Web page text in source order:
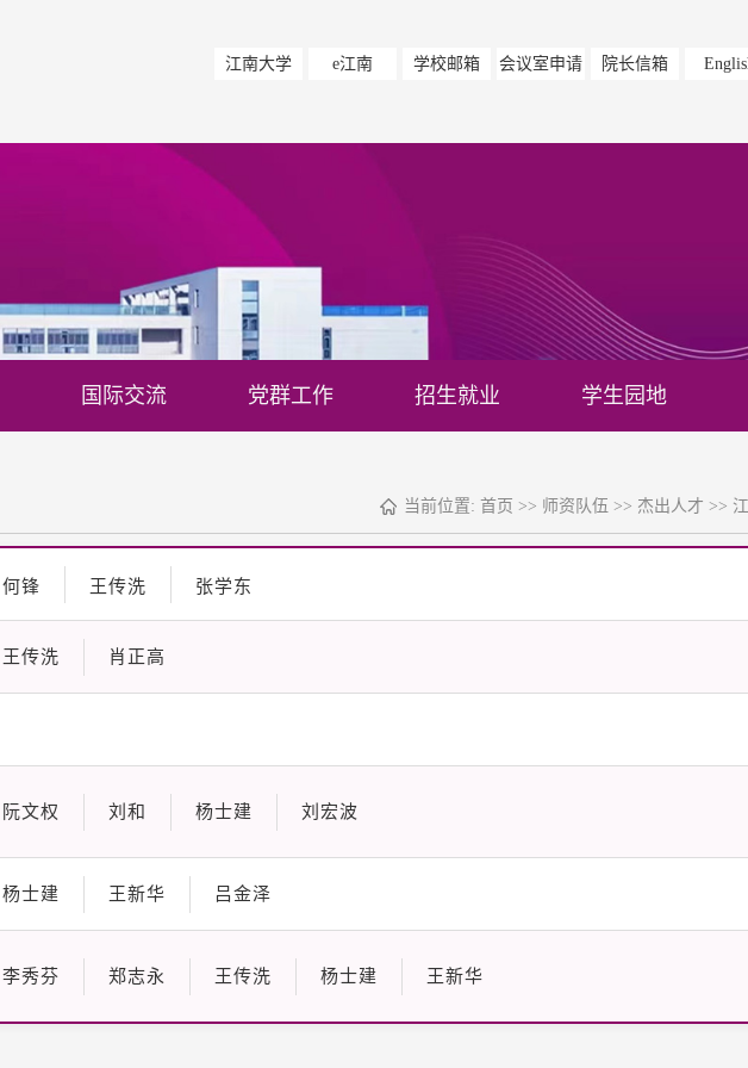
江南大学 e江南 学校邮箱 会议室申请 院长信箱
国际交流 党群工作 招生就业 学生园地
当前位置: 首页 >> 师资队伍 >> 杰出人才 >>
何锋 王传洗 张学东
王传洗 肖正高
阮文权 刘和 杨士建 刘宏波
杨士建 王新华 吕金泽
李秀芬 郑志永 王传洗 杨士建 王新华